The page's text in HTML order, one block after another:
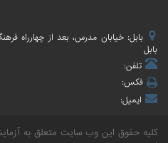
بابل: خیابان مدرس، بعد از چهارراه
بابل
تلفن:
فکس:
ایمیل:
کلیه حقوق این وب سایت متعلق به